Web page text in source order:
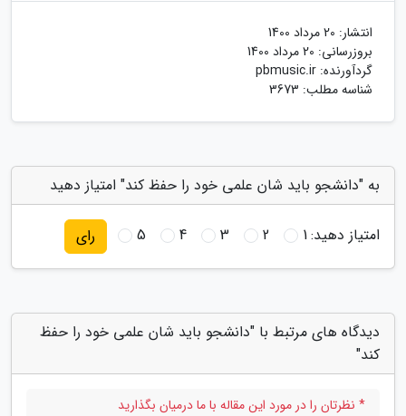
انتشار: 20 مرداد 1400
بروزرسانی: 20 مرداد 1400
گردآورنده: pbmusic.ir
شناسه مطلب: 3673
به "دانشجو باید شان علمی خود را حفظ کند" امتیاز دهید
امتیاز دهید:1
2
3
4
5 رای
دیدگاه های مرتبط با "دانشجو باید شان علمی خود را حفظ
کند"
* نظرتان را در مورد این مقاله با ما درمیان بگذارید